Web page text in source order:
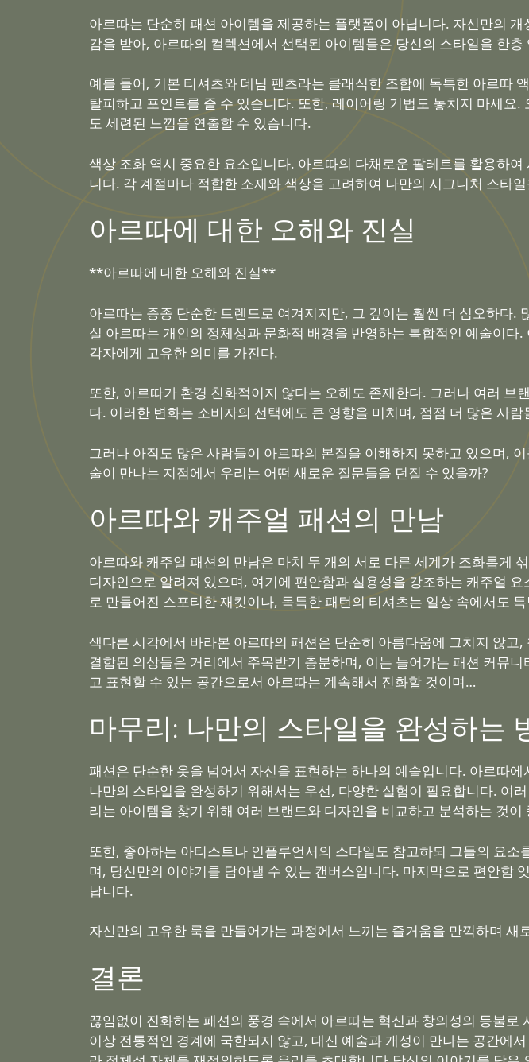
아르따는 단순히 패션 아이템을 제공하는 플랫폼이 아닙니다. 자신만의
감을 받아, 아르따의 컬렉션에서 선택된 아이템들은 당신의 스타일을 한
예를 들어, 기본 티셔츠와 데님 팬츠라는 클래식한 조합에 독특한 아르따
탈피하고 포인트를 줄 수 있습니다. 또한, 레이어링 기법도 놓치지 마세
도 세련된 느낌을 연출할 수 있습니다.
색상 조화 역시 중요한 요소입니다. 아르따의 다채로운 팔레트를 활용하
니다. 각 계절마다 적합한 소재와 색상을 고려하여 나만의 시그니처 스타
아르따에 대한 오해와 진실
**아르따에 대한 오해와 진실**
아르따는 종종 단순한 트렌드로 여겨지지만, 그 깊이는 훨씬 더 심오하다
실 아르따는 개인의 정체성과 문화적 배경을 반영하는 복합적인 예술이
각자에게 고유한 의미를 가진다.
또한, 아르따가 환경 친화적이지 않다는 오해도 존재한다. 그러나 여러
다. 이러한 변화는 소비자의 선택에도 큰 영향을 미치며, 점점 더 많은 사
그러나 아직도 많은 사람들이 아르따의 본질을 이해하지 못하고 있으며,
술이 만나는 지점에서 우리는 어떤 새로운 질문들을 던질 수 있을까?
아르따와 캐주얼 패션의 만남
아르따와 캐주얼 패션의 만남은 마치 두 개의 서로 다른 세계가 조화롭게
디자인으로 알려져 있으며, 여기에 편안함과 실용성을 강조하는 캐주얼
로 만들어진 스포티한 재킷이나, 독특한 패턴의 티셔츠는 일상 속에서도
색다른 시각에서 바라본 아르따의 패션은 단순히 아름다움에 그치지 않
결합된 의상들은 거리에서 주목받기 충분하며, 이는 늘어가는 패션 커뮤
고 표현할 수 있는 공간으로서 아르따는 계속해서 진화할 것이며…
마무리: 나만의 스타일을 완성하는
패션은 단순한 옷을 넘어서 자신을 표현하는 하나의 예술입니다. 아르따
나만의 스타일을 완성하기 위해서는 우선, 다양한 실험이 필요합니다. 여
리는 아이템을 찾기 위해 여러 브랜드와 디자인을 비교하고 분석하는 것이
또한, 좋아하는 아티스트나 인플루언서의 스타일도 참고하되 그들의 요
며, 당신만의 이야기를 담아낼 수 있는 캔버스입니다. 마지막으로 편안함
납니다.
자신만의 고유한 룩을 만들어가는 과정에서 느끼는 즐거움을 만끽하며
결론
끊임없이 진화하는 패션의 풍경 속에서 아르따는 혁신과 창의성의 등불
이상 전통적인 경계에 국한되지 않고, 대신 예술과 개성이 만나는 공간에